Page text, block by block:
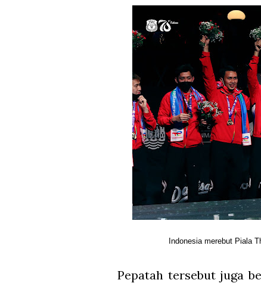
Indonesia merebut Piala
Pepatah tersebut juga